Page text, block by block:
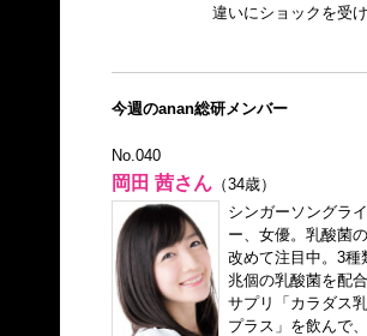
違いにショックを受け
今週のanan総研メンバー
No.040
岡田 茜さん（34歳）
シンガーソングラ
ー、女優。乳酸菌
改めて注目中。3種
兆個の乳酸菌を配
サプリ「カラダス
プラス」を飲んで